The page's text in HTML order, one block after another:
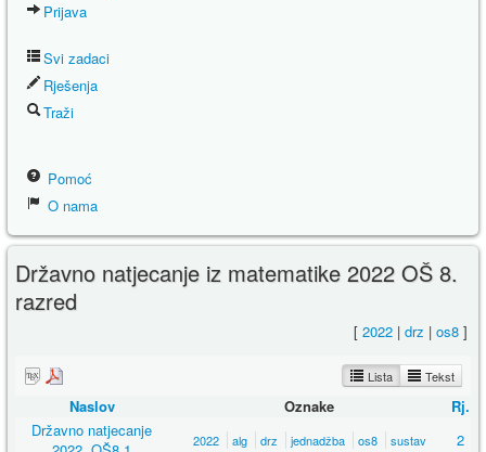
Prijava
Svi zadaci
Rješenja
Traži
Pomoć
O nama
Državno natjecanje iz matematike 2022 OŠ 8.
razred
[ 2022 | drz | os8 ]
Lista Tekst
Naslov Oznake
Rj.
Državno natjecanje
2022 alg drz jednadžba os8 sustav 2